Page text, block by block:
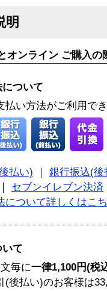
明
オンライン ご購入の
ついて
払い方法がご利用で
払い)
銀行振込(後
セブンイレブン決済
について詳しくはこ
て
毎に一律1,100円(税
後払い)のお客様は